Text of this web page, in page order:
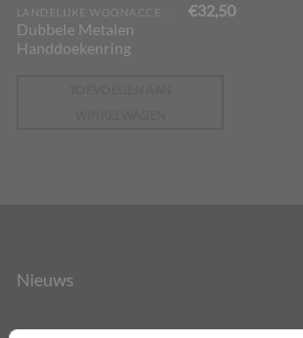
Dubbele Metalen
Handdoekenring
€32,50
Nieuws